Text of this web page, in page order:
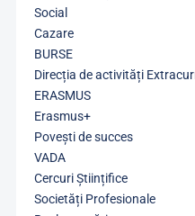
Social
Cazare
BURSE
Direcția de activități
ERASMUS
Erasmus+
Povești de succes
VADA
Cercuri Științifice
Societăți Profesionale